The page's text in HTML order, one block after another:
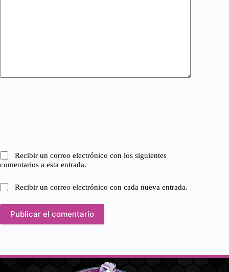
Recibir un correo electrónico con los siguientes
comentarios a esta entrada.
Recibir un correo electrónico con cada nueva entrada.
Publicar el comentario